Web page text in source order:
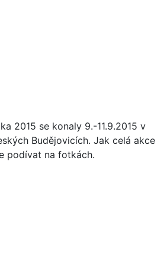
2015 se konaly 9.-11.9.2015 v
Budějovicích. Jak celá akce
podívat na fotkách.